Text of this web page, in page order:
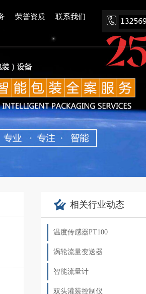
荣誉资质 联系我们
相关行业动态
温度传感器PT100
涡轮流量变送器
智能流量计
双头灌装控制仪